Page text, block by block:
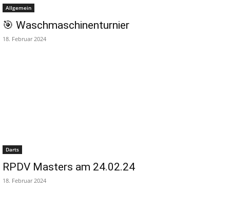
Allgemein
🎯 Waschmaschinenturnier
18. Februar 2024
Darts
RPDV Masters am 24.02.24
18. Februar 2024